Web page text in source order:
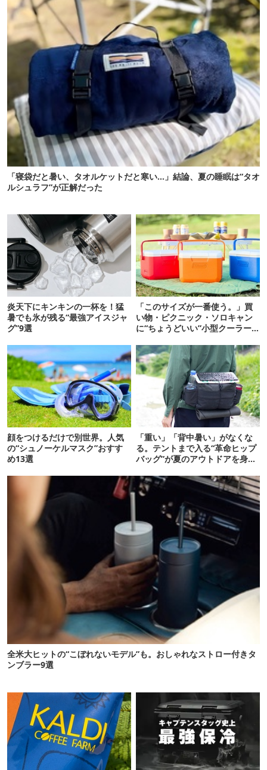
「寝袋だと暑い、タオルケットだと寒い…」結論、夏の睡眠は“タオ
ルシュラフ”が正解だった
炎天下にキンキンの一杯を！猛
暑でも氷が残る“最強アイスジャ
グ”9選
「このサイズが一番使う。」買
い物・ピクニック・ソロキャン
に“ちょうどいい”小型クーラー
顔をつけるだけで別世界。人気
の“シュノーケルマスク”おすす
め13選
「重い」「背中暑い」がなくな
る。テントまで入る“革命ヒップ
バッグ”が夏のアウトドアを身軽
全米大ヒットの“こぼれないモデル”も。おしゃれなストロー付きタ
ンブラー9選